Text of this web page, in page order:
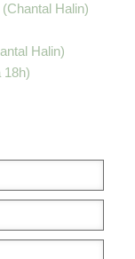
Halin)
Halin)
18h)